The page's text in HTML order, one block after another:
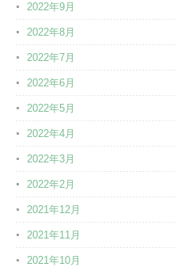
2022年9月
2022年8月
2022年7月
2022年6月
2022年5月
2022年4月
2022年3月
2022年2月
2021年12月
2021年11月
2021年10月